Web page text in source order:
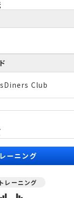
Diners Club
ーニング
レーニング